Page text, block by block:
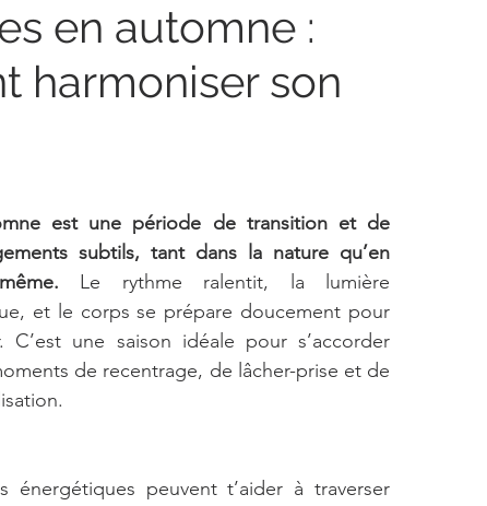
Healthy Recette Manger sainement
en automne :
harmoniser son
est une période de transition et de
subtils, tant dans la nature qu’en
Le rythme ralentit, la lumière
et le corps se prépare doucement pour
C’est une saison idéale pour s’accorder
de recentrage, de lâcher-prise et de
peuvent t’aider à traverser